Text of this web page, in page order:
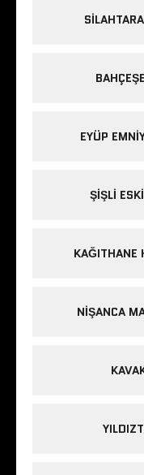
EYÜP
ŞIŞLI
KAĞITHANE
NIŞANCA